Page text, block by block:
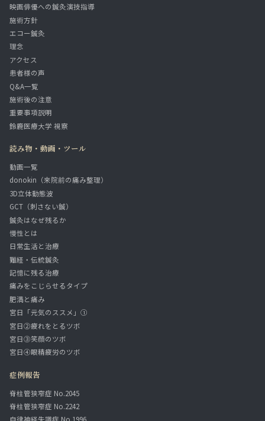
映画俳優への鍼灸演技指導
施術方針
エコー鍼灸
理念
アクセス
患者様の声
Q&A一覧
施術後の注意
重要事項説明
鈴鹿医療大学 視察
読み物・動画・ツール
動画一覧
donokin（来院前の痛み整理）
3D立体動態波
GCT（刺さない鍼）
鍼灸はなぜ残るか
慢性とは
日常生活と治療
難経・伝統鍼灸
記憶に残る治療
痛みをこじらせるタイプ
肥満と痛み
宮日「元気のススメ」①
宮日②疲れをとるツボ
宮日③笑顔のツボ
宮日④眼精疲労のツボ
症例報告
脊柱管狭窄症 No.2045
脊柱管狭窄症 No.2242